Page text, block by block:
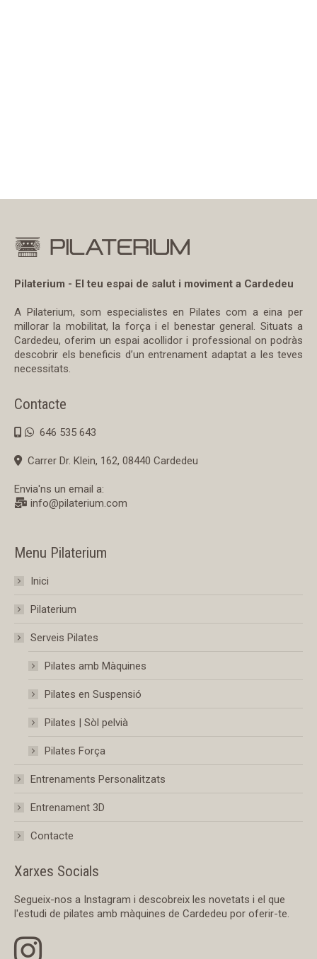
Pilaterium - El teu espai de salut i moviment a Cardedeu
A Pilaterium, som especialistes en Pilates com a eina per
millorar la mobilitat, la força i el benestar general. Situats a
Cardedeu, oferim un espai acollidor i professional on podràs
descobrir els beneficis d’un entrenament adaptat a les teves
necessitats.
Contacte
646 535 643
Carrer Dr. Klein, 162, 08440 Cardedeu
Envia'ns un email a:
info@pilaterium.com
Menu Pilaterium
Inici
Pilaterium
Serveis Pilates
Pilates amb Màquines
Pilates en Suspensió
Pilates | Sòl pelvià
Pilates Força
Entrenaments Personalitzats
Entrenament 3D
Contacte
Xarxes Socials
Segueix-nos a Instagram i descobreix les novetats i el que
l'estudi de pilates amb màquines de Cardedeu por oferir-te.